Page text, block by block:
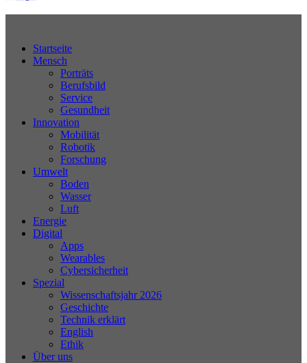
Startseite
Mensch
Porträts
Berufsbild
Service
Gesundheit
Innovation
Mobilität
Robotik
Forschung
Umwelt
Boden
Wasser
Luft
Energie
Digital
Apps
Wearables
Cybersicherheit
Spezial
Wissenschaftsjahr 2026
Geschichte
Technik erklärt
English
Ethik
Über uns